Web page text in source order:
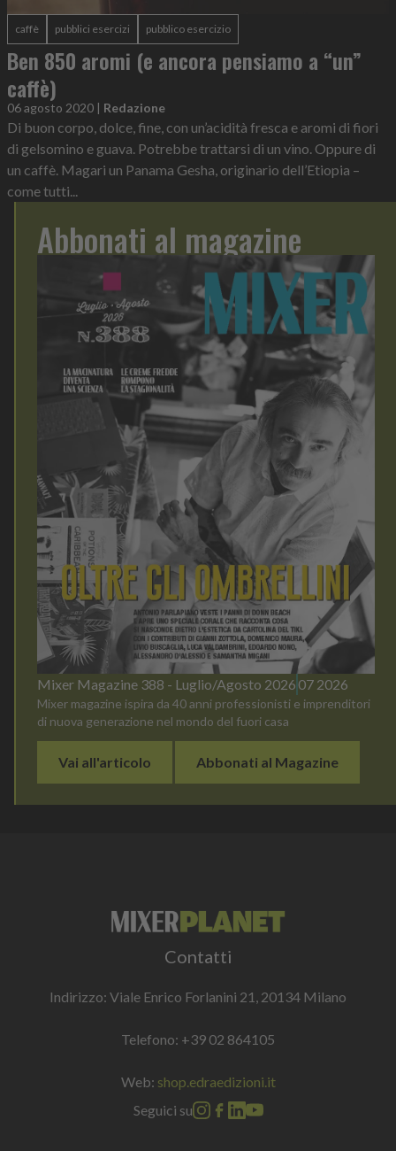
caffè pubblici esercizi pubblico esercizio
Ben 850 aromi (e ancora pensiamo a “un”
caffè)
06 agosto 2020 | Redazione
Di buon corpo, dolce, fine, con un’acidità fresca e aromi di fiori
di gelsomino e guava. Potrebbe trattarsi di un vino. Oppure di
un caffè. Magari un Panama Gesha, originario dell’Etiopia –
come tutti...
Abbonati al magazine
Mixer Magazine 388 - Luglio/Agosto 2026 07 2026
Mixer magazine ispira da 40 anni professionisti e imprenditori
di nuova generazione nel mondo del fuori casa
Vai all'articolo Abbonati al Magazine
Contatti
Indirizzo: Viale Enrico Forlanini 21, 20134 Milano
Telefono: +39 02 864105
Web: shop.edraedizioni.it
Seguici su